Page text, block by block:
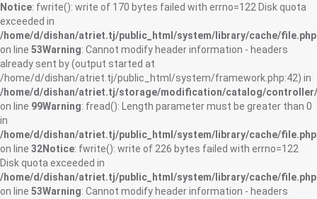
Notice: fwrite(): write of 170 bytes failed with errno=122 Disk quota
exceeded in
/home/d/dishan/atriet.tj/public_html/system/library/cache/file.php
on line 53Warning: Cannot modify header information - headers
already sent by (output started at
/home/d/dishan/atriet.tj/public_html/system/framework.php:42) in
/home/d/dishan/atriet.tj/storage/modification/catalog/
on line 99Warning: fread(): Length parameter must be greater than 0
in
/home/d/dishan/atriet.tj/public_html/system/library/cache/file.php
on line 32Notice: fwrite(): write of 226 bytes failed with errno=122
Disk quota exceeded in
/home/d/dishan/atriet.tj/public_html/system/library/cache/file.php
on line 53Warning: Cannot modify header information - headers